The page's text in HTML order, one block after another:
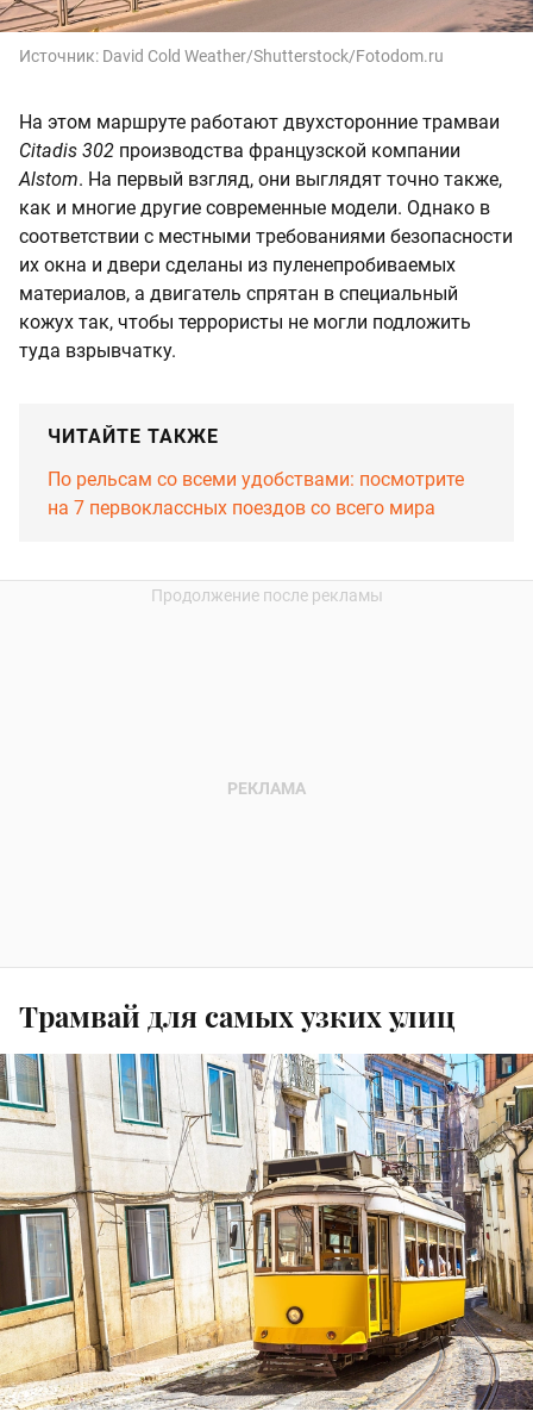
Источник: David Cold Weather/Shutterstock/Fotodom.ru
На этом маршруте работают двухсторонние трамваи
Citadis 302 производства французской компании
Alstom. На первый взгляд, они выглядят точно также,
как и многие другие современные модели. Однако в
соответствии с местными требованиями безопасности
их окна и двери сделаны из пуленепробиваемых
материалов, а двигатель спрятан в специальный
кожух так, чтобы террористы не могли подложить
туда взрывчатку.
ЧИТАЙТЕ ТАКЖЕ
По рельсам со всеми удобствами: посмотрите
на 7 первоклассных поездов со всего мира
Трамвай для самых узких улиц